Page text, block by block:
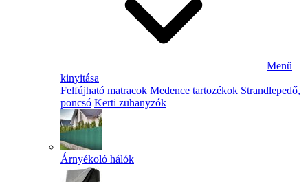
Menü
kinyitása
Felfújható matracok Medence tartozékok Strandlepedő,
poncsó Kerti zuhanyzók
Árnyékoló hálók